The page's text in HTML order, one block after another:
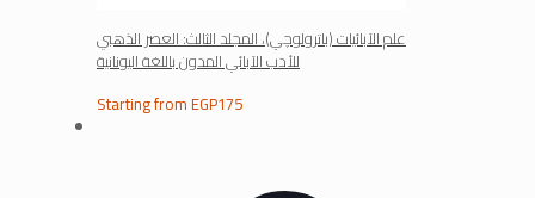
علم الآبائيات (باترولوچي)، المجلد الثالث: العصر الذهبي
للأدب الآبائي المدون باللغة اليونانية
Starting fromEGP175